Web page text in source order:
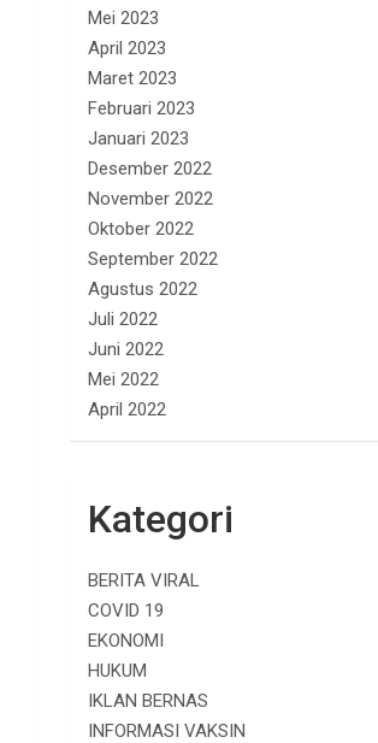
Mei 2023
April 2023
Maret 2023
Februari 2023
Januari 2023
Desember 2022
November 2022
Oktober 2022
September 2022
Agustus 2022
Juli 2022
Juni 2022
Mei 2022
April 2022
Kategori
BERITA VIRAL
COVID 19
EKONOMI
HUKUM
IKLAN BERNAS
INFORMASI VAKSIN